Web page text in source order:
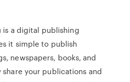
is a digital publishing
it simple to publish
newspapers, books, and
share your publications and